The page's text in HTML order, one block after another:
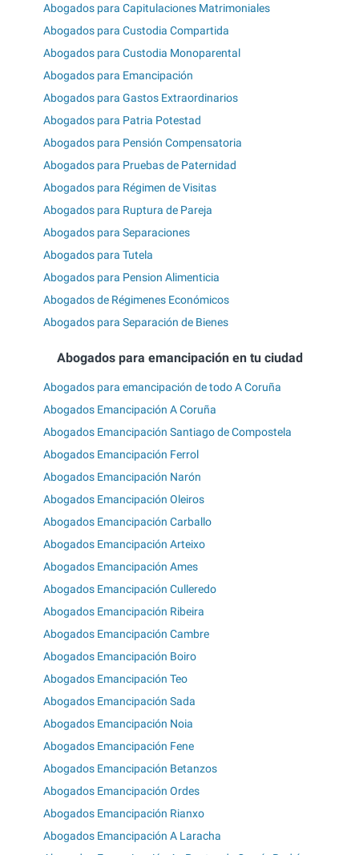
Abogados para Capitulaciones Matrimoniales
Abogados para Custodia Compartida
Abogados para Custodia Monoparental
Abogados para Emancipación
Abogados para Gastos Extraordinarios
Abogados para Patria Potestad
Abogados para Pensión Compensatoria
Abogados para Pruebas de Paternidad
Abogados para Régimen de Visitas
Abogados para Ruptura de Pareja
Abogados para Separaciones
Abogados para Tutela
Abogados para Pension Alimenticia
Abogados de Régimenes Económicos
Abogados para Separación de Bienes
Abogados para emancipación en tu ciudad
Abogados para emancipación de todo A Coruña
Abogados Emancipación A Coruña
Abogados Emancipación Santiago de Compostela
Abogados Emancipación Ferrol
Abogados Emancipación Narón
Abogados Emancipación Oleiros
Abogados Emancipación Carballo
Abogados Emancipación Arteixo
Abogados Emancipación Ames
Abogados Emancipación Culleredo
Abogados Emancipación Ribeira
Abogados Emancipación Cambre
Abogados Emancipación Boiro
Abogados Emancipación Teo
Abogados Emancipación Sada
Abogados Emancipación Noia
Abogados Emancipación Fene
Abogados Emancipación Betanzos
Abogados Emancipación Ordes
Abogados Emancipación Rianxo
Abogados Emancipación A Laracha